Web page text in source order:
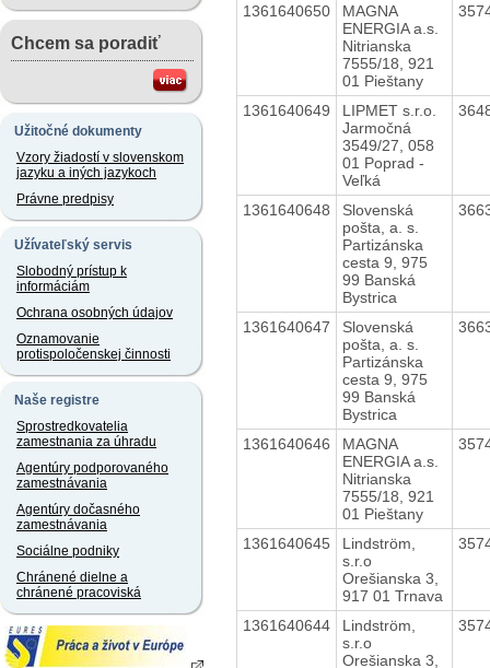
Chcem sa poradiť
Užitočné dokumenty
Vzory žiadostí v slovenskom
jazyku a iných jazykoch
Právne predpisy
Užívateľský servis
Slobodný prístup k
informáciám
Ochrana osobných údajov
Oznamovanie
protispoločenskej činnosti
Naše registre
Sprostredkovatelia
zamestnania za úhradu
Agentúry podporovaného
zamestnávania
Agentúry dočasného
zamestnávania
Sociálne podniky
Chránené dielne a
chránené pracoviská
1361640650
MAGNA
ENERGIA a.s.
Nitrianska
7555/18, 921
01 Pieštany
1361640649
LIPMET s.r.o.
Jarmočná
3549/27, 058
01 Poprad -
Veľká
1361640648
Slovenská
pošta, a. s.
Partizánska
cesta 9, 975
99 Banská
Bystrica
1361640647
Slovenská
pošta, a. s.
Partizánska
cesta 9, 975
99 Banská
Bystrica
1361640646
MAGNA
ENERGIA a.s.
Nitrianska
7555/18, 921
01 Pieštany
1361640645
Lindström,
s.r.o
Orešianska 3,
917 01 Trnava
1361640644
Lindström,
s.r.o
Orešianska 3,